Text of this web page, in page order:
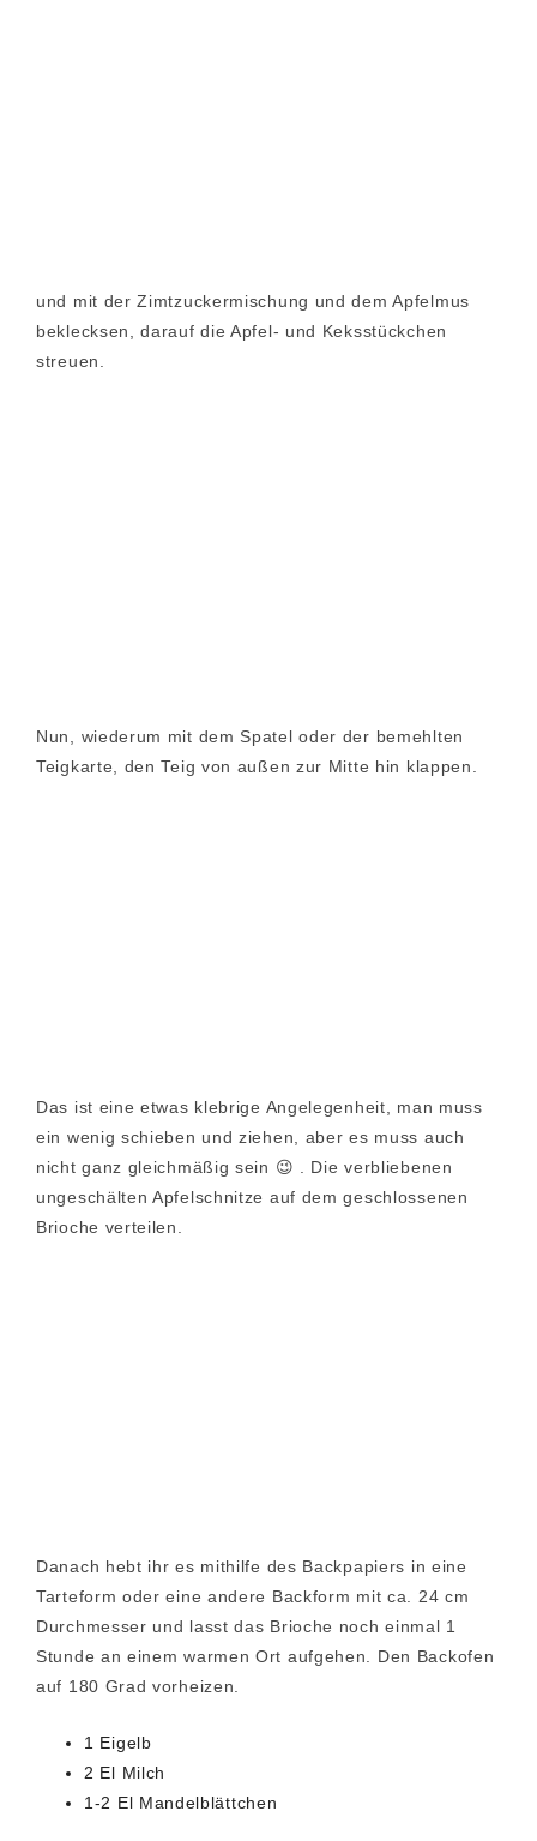
und mit der Zimtzuckermischung und dem Apfelmus
beklecksen, darauf die Apfel- und Keksstückchen
streuen.
Nun, wiederum mit dem Spatel oder der bemehlten
Teigkarte, den Teig von außen zur Mitte hin klappen.
Das ist eine etwas klebrige Angelegenheit, man muss
ein wenig schieben und ziehen, aber es muss auch
nicht ganz gleichmäßig sein 😉 . Die verbliebenen
ungeschälten Apfelschnitze auf dem geschlossenen
Brioche verteilen.
Danach hebt ihr es mithilfe des Backpapiers in eine
Tarteform oder eine andere Backform mit ca. 24 cm
Durchmesser und lasst das Brioche noch einmal 1
Stunde an einem warmen Ort aufgehen. Den Backofen
auf 180 Grad vorheizen.
1 Eigelb
2 El Milch
1-2 El Mandelblättchen